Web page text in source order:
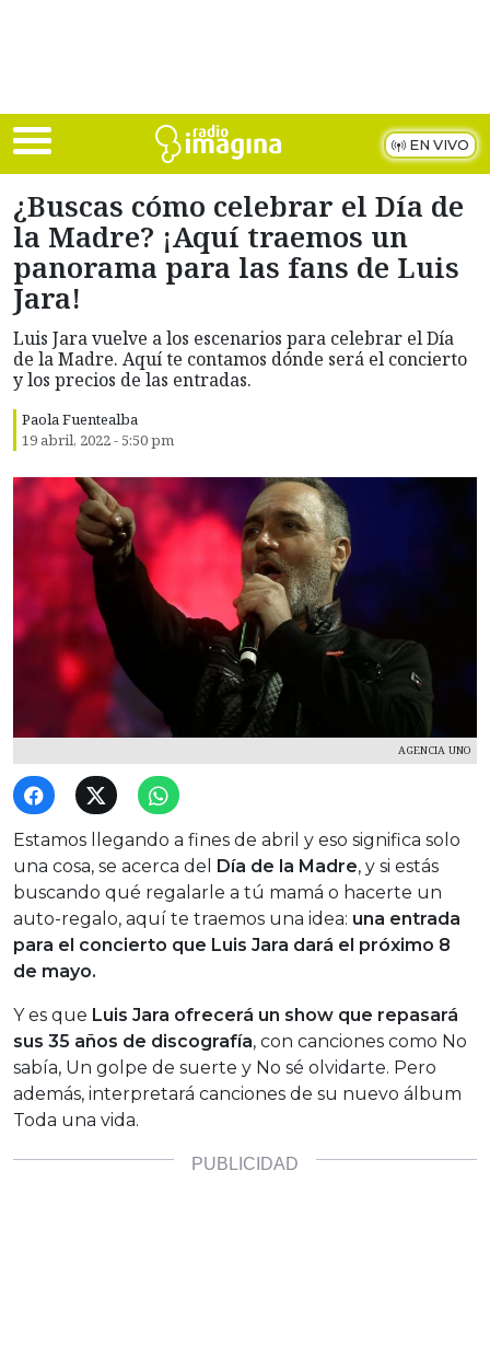
EN VIVO
¿Buscas cómo celebrar el Día de
la Madre? ¡Aquí traemos un
panorama para las fans de Luis
Jara!
Luis Jara vuelve a los escenarios para celebrar el Día
de la Madre. Aquí te contamos dónde será el concierto
y los precios de las entradas.
Paola Fuentealba
19 abril, 2022 - 5:50 pm
AGENCIA UNO
Estamos llegando a fines de abril y eso significa solo
una cosa, se acerca del
Día de la Madre, y si estás
buscando qué regalarle a tú mamá o hacerte un
auto-regalo, aquí te traemos una idea: una entrada
para el concierto que Luis Jara dará el próximo 8
de mayo.
Y es que Luis Jara ofrecerá un show que repasará
sus 35 años de discografía, con canciones como No
sabía, Un golpe de suerte y No sé olvidarte. Pero
además, interpretará canciones de su nuevo álbum
Toda una vida.